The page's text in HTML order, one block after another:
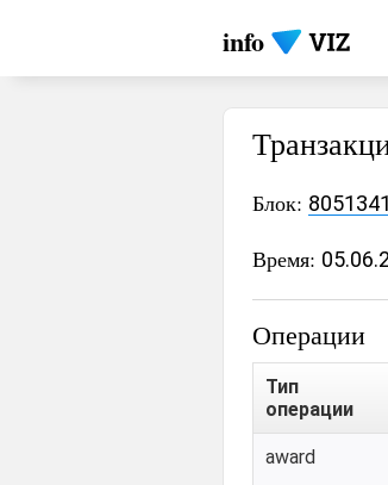
info
Блок:
Время:
Операции
Тип
операции
award